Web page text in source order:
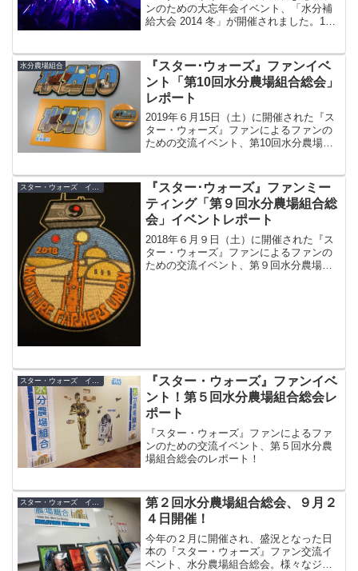
ンのための大忘年会イベント、「水分補
給大会 2014 冬」が開催されました。100
す。
水分農場組合
『スター･ウォーズ』ファンイベ
ント「第10回水分農場組合総会」
レポート
2019年６月15日（土）に開催された『ス
ター・ウォーズ』ファンによるファンの
ための交流イベント、第10回水分農場組
スター・ウォーズ イベント
『スター･ウォーズ』ファンミー
ティング「第９回水分農場組合総
会」イベントレポート
2018年６月９日（土）に開催された『ス
ター・ウォーズ』ファンによるファンの
ための交流イベント、第９回水分農場組
スター・ウォーズ イベント
『スター・ウォーズ』ファンイベ
ント！第５回水分農場組合総会レ
ポート
『スター・ウォーズ』ファンによるファ
ンのための交流イベント、第５回水分農
場組合総会のレポート！
スター・ウォーズ イベント
第２回水分農場組合総会、９月２
４日開催！
今年の２月に開催され、盛況となった日
本の『スター・ウォーズ』ファン交流イ
ベント、水分農場組合総会。様々なジャ